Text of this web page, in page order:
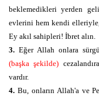
beklemedikleri yerden
evlerini hem kendi
Ey akıl sahipleri! İbret alın.
3. Eğer Allah onlara
(başka şekilde)
vardır.
4. Bu, onların Allah'a ve